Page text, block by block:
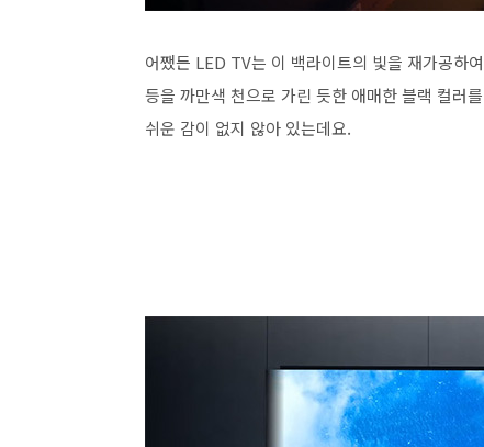
어쨌든 LED TV는 이 백라이트의 빛을 재가공하
등을 까만색 천으로 가린 듯한 애매한 블랙 컬러
쉬운 감이 없지 않아 있는데요.